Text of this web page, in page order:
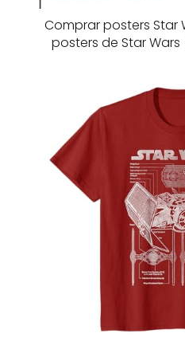
Comprar posters Star
posters de Star Wars